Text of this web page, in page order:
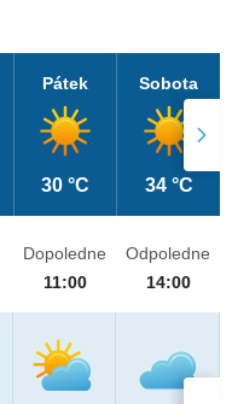
Pátek
30 °C
Sobota
34 °C
Dopoledne
11:00
Odpoledne
14:00